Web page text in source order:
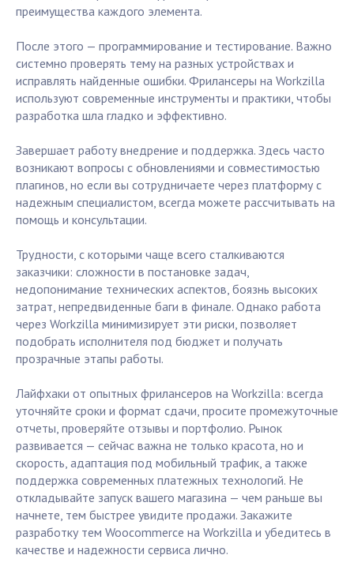
преимущества каждого элемента.
После этого — программирование и тестирование. Важно
системно проверять тему на разных устройствах и
исправлять найденные ошибки. Фрилансеры на Workzilla
используют современные инструменты и практики, чтобы
разработка шла гладко и эффективно.
Завершает работу внедрение и поддержка. Здесь часто
возникают вопросы с обновлениями и совместимостью
плагинов, но если вы сотрудничаете через платформу с
надежным специалистом, всегда можете рассчитывать на
помощь и консультации.
Трудности, с которыми чаще всего сталкиваются
заказчики: сложности в постановке задач,
недопонимание технических аспектов, боязнь высоких
затрат, непредвиденные баги в финале. Однако работа
через Workzilla минимизирует эти риски, позволяет
подобрать исполнителя под бюджет и получать
прозрачные этапы работы.
Лайфхаки от опытных фрилансеров на Workzilla: всегда
уточняйте сроки и формат сдачи, просите промежуточные
отчеты, проверяйте отзывы и портфолио. Рынок
развивается — сейчас важна не только красота, но и
скорость, адаптация под мобильный трафик, а также
поддержка современных платежных технологий. Не
откладывайте запуск вашего магазина — чем раньше вы
начнете, тем быстрее увидите продажи. Закажите
разработку тем Woocommerce на Workzilla и убедитесь в
качестве и надежности сервиса лично.